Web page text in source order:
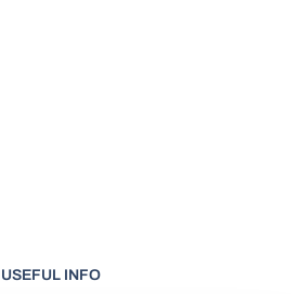
USEFUL INFO